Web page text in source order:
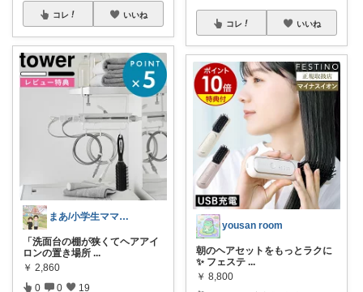
コレ いいね
まあ/小学生ママの転勤ROOM
「洗面台の棚が狭くてヘアアイ
ロンの置き場所 ...
￥ 2,860
0 0 19
コレ いいね
yousan room
朝のヘアセットをもっとラクに
✨ フェステ ...
￥ 8,800